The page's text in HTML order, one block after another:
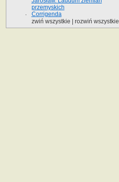
przemyskich
Corrigenda
zwiń wszystkie
rozwiń wszystkie